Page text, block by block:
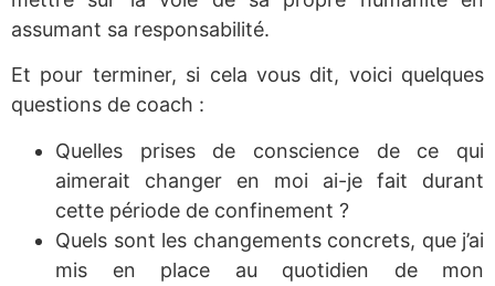
assumant sa responsabilité.
Et pour terminer, si cela vous dit, voici quelques
questions de coach :
Quelles prises de conscience de ce qui
aimerait changer en moi ai-je fait durant
cette période de confinement ?
Quels sont les changements concrets, que j’ai
mis en place au quotidien de mon